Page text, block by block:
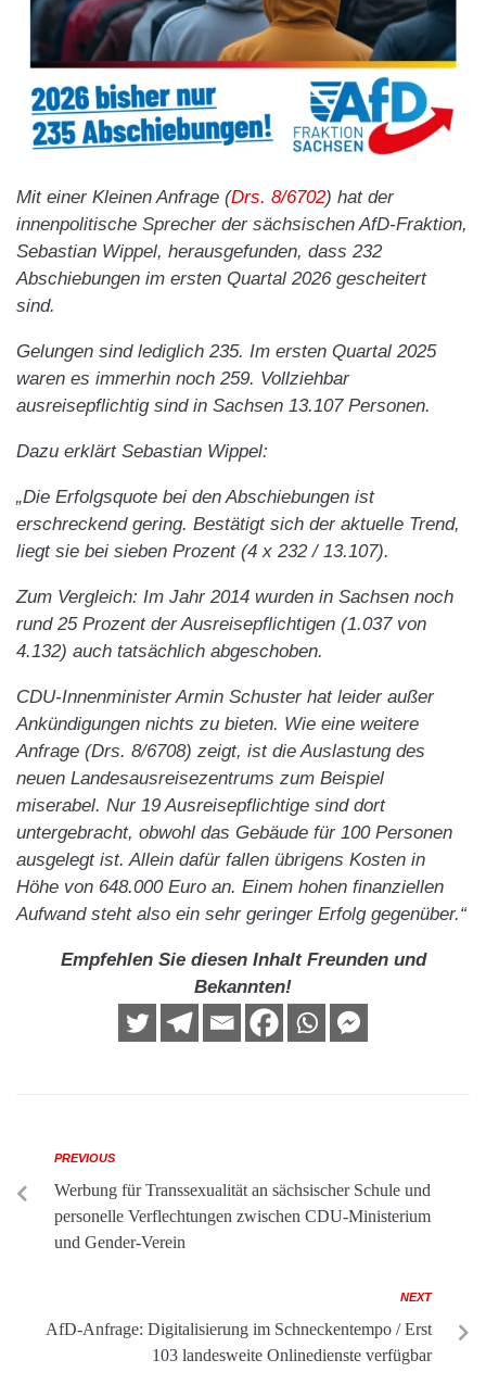
Mit einer Kleinen Anfrage (Drs. 8/6702) hat der
innenpolitische Sprecher der sächsischen AfD-Fraktion,
Sebastian Wippel, herausgefunden, dass 232
Abschiebungen im ersten Quartal 2026 gescheitert
sind.
Gelungen sind lediglich 235. Im ersten Quartal 2025
waren es immerhin noch 259. Vollziehbar
ausreisepflichtig sind in Sachsen 13.107 Personen.
Dazu erklärt Sebastian Wippel:
„Die Erfolgsquote bei den Abschiebungen ist
erschreckend gering. Bestätigt sich der aktuelle Trend,
liegt sie bei sieben Prozent (4 x 232 / 13.107).
Zum Vergleich: Im Jahr 2014 wurden in Sachsen noch
rund 25 Prozent der Ausreisepflichtigen (1.037 von
4.132) auch tatsächlich abgeschoben.
CDU-Innenminister Armin Schuster hat leider außer
Ankündigungen nichts zu bieten. Wie eine weitere
Anfrage (Drs. 8/6708) zeigt, ist die Auslastung des
neuen Landesausreisezentrums zum Beispiel
miserabel. Nur 19 Ausreisepflichtige sind dort
untergebracht, obwohl das Gebäude für 100 Personen
ausgelegt ist. Allein dafür fallen übrigens Kosten in
Höhe von 648.000 Euro an. Einem hohen finanziellen
Aufwand steht also ein sehr geringer Erfolg gegenüber.“
Empfehlen Sie diesen Inhalt Freunden und
Bekannten!
PREVIOUS
Werbung für Transsexualität an sächsischer Schule und
personelle Verflechtungen zwischen CDU-Ministerium
und Gender-Verein
NEXT
AfD-Anfrage: Digitalisierung im Schneckentempo / Erst
103 landesweite Onlinedienste verfügbar